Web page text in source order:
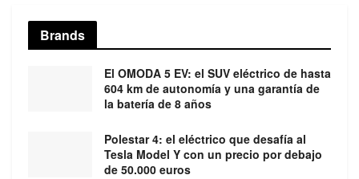
Brands
El OMODA 5 EV: el SUV eléctrico de hasta
604 km de autonomía y una garantía de
la batería de 8 años
Polestar 4: el eléctrico que desafía al
Tesla Model Y con un precio por debajo
de 50.000 euros